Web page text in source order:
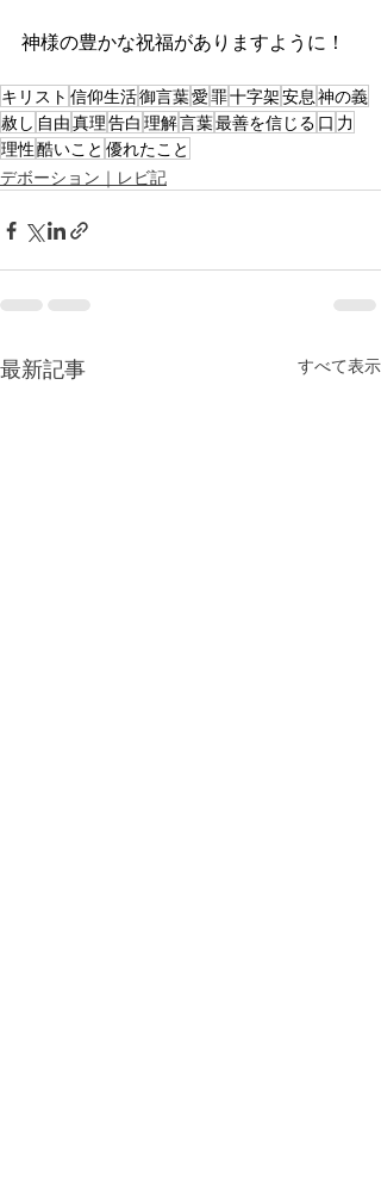
神様の豊かな祝福がありますように！
キリスト 信仰生活御言葉愛罪十字架安息神の義
赦し 自由真理告白 理解言葉最善を信じる 口 力
理性酷いこと 優れたこと
デボーション｜レビ記
最新記事 すべて表示